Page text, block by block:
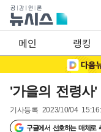
메인 랭킹
'가을의 전령사
기사등록 2023/10/04
구글에서 선호하는 매체로